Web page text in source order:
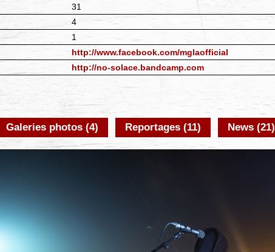
31
4
1
http://www.facebook.com/mglaofficial
http://no-solace.bandcamp.com
Galeries photos (4) Reportages (11) News (21)